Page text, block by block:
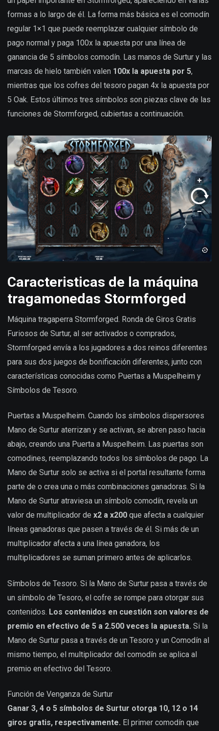
formas a lo largo de él. La forma más básica es el comodín
regular 1×1 que puede reemplazar cualquier símbolo de
pago normal y paga 100x la apuesta por una línea de
ganancia de 5 símbolos comodín. Las manos de Surtur y las
marcas de hielo también valen 100x la apuesta por 5,
mientras que los cofres del tesoro pagan 4x la apuesta por
5 Oak. Estos últimos tres símbolos son piezas clave de las
funciones de Stormforged, cubiertas a continuación.
Caracteristicas de la máquina
tragamonedas Stormforged
Máquina tragaperra Stormforged. Ronda de Giros Gratis
Furiosos de Surtur, al ser activados o comprados,
Stormforged envía a los jugadores a dos reinos diferentes
para sus dos juegos de bonificación diferentes, junto con
características conocidas como Puertas a Muspelheim y
Símbolos de Tesoro.
Puertas a Muspelheim. Cuando los símbolos dispersores
Mano de Surtur aterrizan y se activan, se abren paso hacia
abajo, creando una Puerta a Muspelheim. Las puertas son
comodines, reemplazando todos los símbolos de pago. La
Mano de Surtur solo se activa si el portal resultante forma
parte de o crea una o más combinaciones ganadoras. Si la
Mano de Surtur atraviesa un símbolo comodín, revela un
valor de multiplicador de x2 a x200 que afecta a cualquier
líneas ganadoras que pasen a través de él. Si más de un
multiplicador afecta a una línea ganadora, los
multiplicadores se suman primero antes de aplicarlos.
Símbolos de Tesoro. Si la Mano de Surtur pasa a través de
un símbolo de Tesoro, el cofre se rompe para otorgar sus
contenidos. Los contenidos en cuestión son valores de
premio en efectivo de 5 a 2.500 veces la apuesta. Si la
Mano de Surtur pasa a través de un Tesoro y un Comodín al
mismo tiempo, el multiplicador del comodín se aplica al
premio en efectivo del Tesoro.
Función de Venganza de Surtur
Ganar 3, 4 o 5 símbolos de Surtur otorga 10, 12 o 14
giros gratis, respectivamente. El primer comodín que